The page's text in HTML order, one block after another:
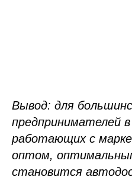
Вывод: для
предпринимателей в
работающих с
оптом,
становится